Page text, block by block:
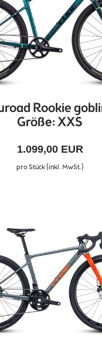
Rookie
Größe: XXS
1.099,00 EUR
pro Stück (inkl. MwSt.)